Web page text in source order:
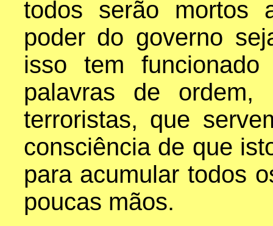
todos serão mortos
poder do governo
isso tem funcionado
palavras de ordem,
terroristas, que
consciência de que
para acumular todos
poucas mãos.